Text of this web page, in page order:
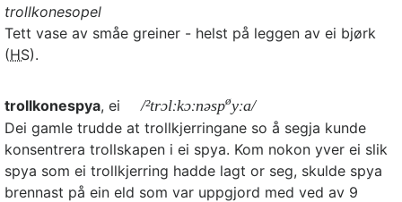
trollkonesopel
Tett vase av småe greiner - helst på leggen av ei bjørk
(HS).
trollkonespya, ei /²trɔlːkɔːnəspøyːa/
Dei gamle trudde at trollkjerringane so å segja kunde
konsentrera trollskapen i ei spya. Kom nokon yver ei slik
spya som ei trollkjerring hadde lagt or seg, skulde spya
brennast på ein eld som var uppgjord med ved av 9